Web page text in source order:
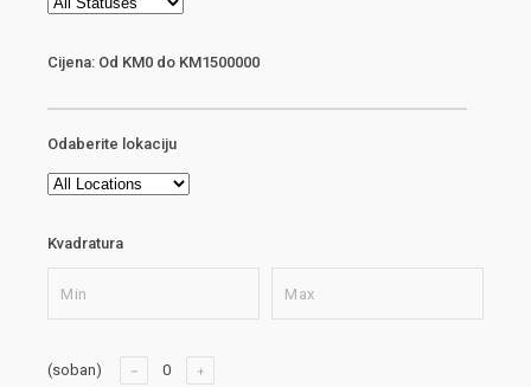
Cijena: Od KM0 do KM1500000
Odaberite lokaciju
Kvadratura
(soban)